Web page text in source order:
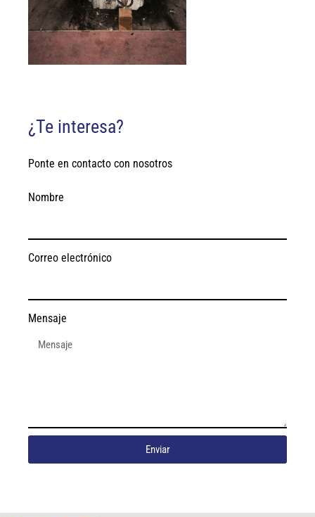
¿Te interesa?
Ponte en contacto con nosotros
Nombre
Correo electrónico
Mensaje
Enviar